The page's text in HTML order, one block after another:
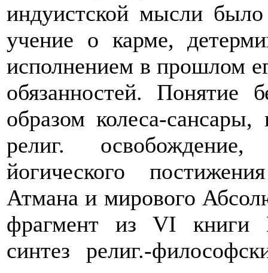
индуистской мысли
учение о карме,
исполнением в прошлом
обязанностей. Понятие
образом колеса-
религ.
йогического
Атмана и мирового
фрагмент из VI книги
синтез религ.-